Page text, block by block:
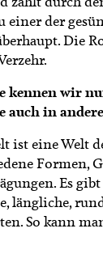
einer der
Die
kennen wir
auch in
ist eine Welt
Formen,
Es
längliche,
So kann